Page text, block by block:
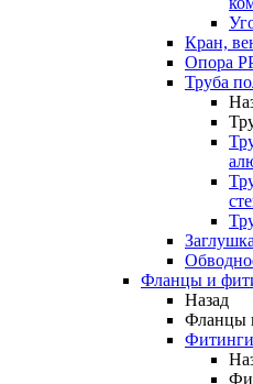
Кран,
Опора
Труба
Фланцы и
Назад
Фланцы